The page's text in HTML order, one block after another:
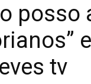
posso
tv